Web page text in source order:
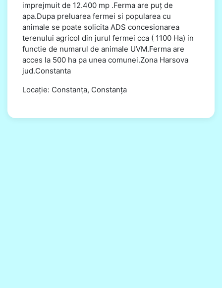
imprejmuit de 12.400 mp .Ferma are puț de
apa.Dupa preluarea fermei si popularea cu
animale se poate solicita ADS concesionarea
terenului agricol din jurul fermei cca ( 1100 Ha) in
functie de numarul de animale UVM.Ferma are
acces la 500 ha pa unea comunei.Zona Harsova
jud.Constanta
Locație: Constanța, Constanța